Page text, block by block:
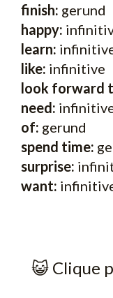
finish: gerund
happy:
learn:
like: infinitive
look forward
need:
of: gerund
spend time:
surprise:
want:
😺​ Clique